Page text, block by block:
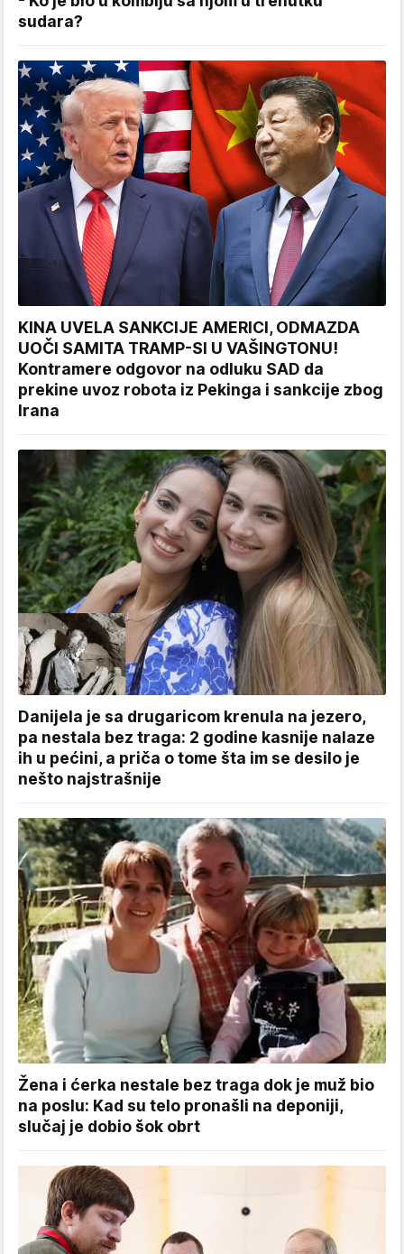
sudara?
KINA UVELA SANKCIJE AMERICI, ODMAZDA
UOČI SAMITA TRAMP-SI U VAŠINGTONU!
Kontramere odgovor na odluku SAD da
prekine uvoz robota iz Pekinga i sankcije zbog
Irana
Danijela je sa drugaricom krenula na jezero,
pa nestala bez traga: 2 godine kasnije nalaze
ih u pećini, a priča o tome šta im se desilo je
nešto najstrašnije
Žena i ćerka nestale bez traga dok je muž bio
na poslu: Kad su telo pronašli na deponiji,
slučaj je dobio šok obrt